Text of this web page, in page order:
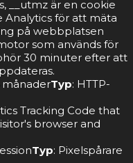
__utmz är en cookie
Analytics för att mäta
på webbplatsen
som används för
30 minuter efter att
månaderTyp: HTTP-
Tracking Code that
browser and
Typ: Pixelspårare